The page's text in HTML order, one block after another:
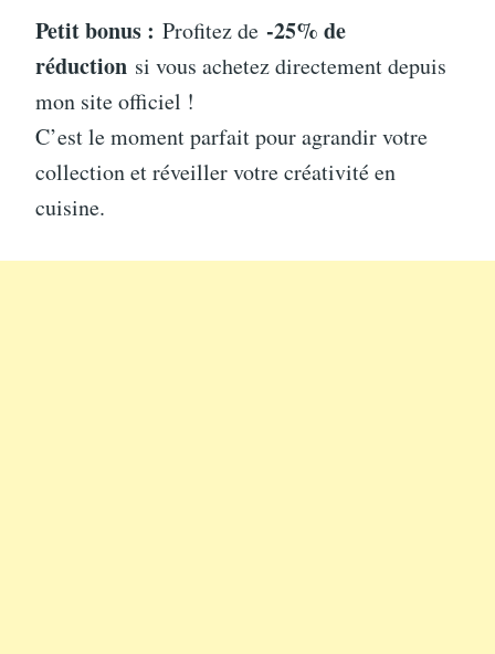
Petit bonus : Profitez de -25% de
réduction si vous achetez directement depuis
mon site officiel !
C’est le moment parfait pour agrandir votre
collection et réveiller votre créativité en
cuisine.